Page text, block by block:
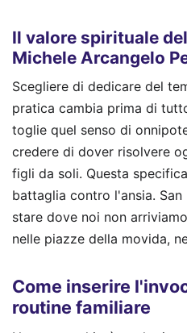
Il valore spirituale
Michele Arcangelo
Scegliere di dedicare del
pratica cambia prima di
toglie quel senso di
credere di dover risolvere
figli da soli. Questa
battaglia contro l'ansia.
stare dove noi non
nelle piazze della movida,
Come inserire
routine familiare